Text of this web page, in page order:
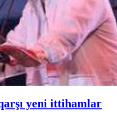
yeni ittihamlar